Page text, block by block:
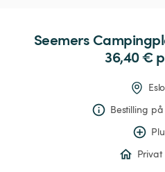
Seemers
36,40 €
Bestilling
Privat